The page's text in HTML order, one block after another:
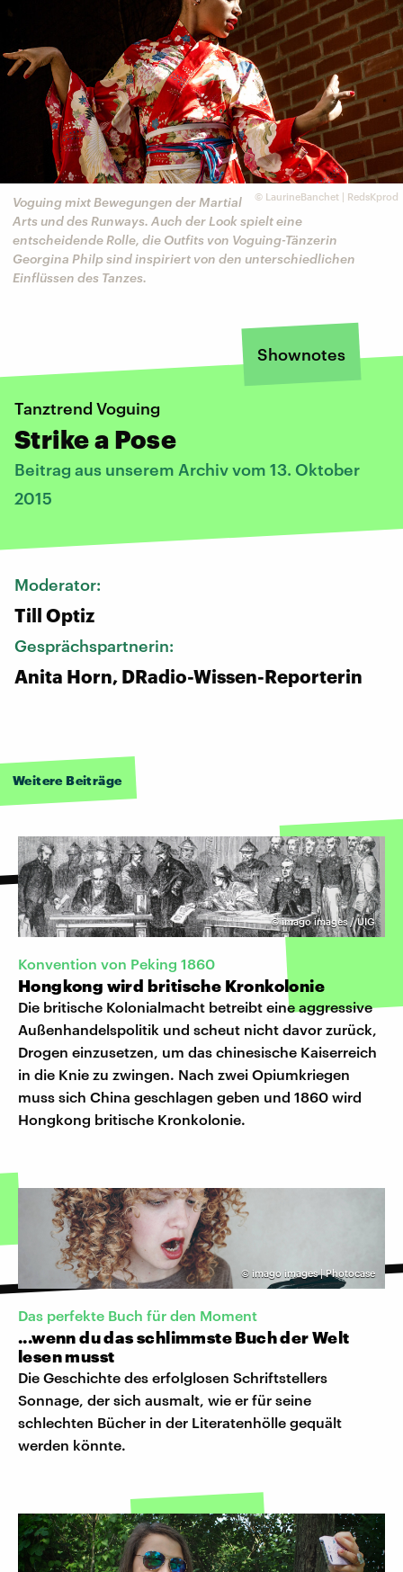
© LaurineBanchet | RedsKprod
Voguing mixt Bewegungen der Martial
Arts und des Runways. Auch der Look spielt eine
entscheidende Rolle, die Outfits von Voguing-Tänzerin
Georgina Philp sind inspiriert von den unterschiedlichen
Einflüssen des Tanzes.
Shownotes
Tanztrend Voguing
Strike a Pose
Beitrag aus unserem Archiv vom 13. Oktober
2015
Moderator:
Till Optiz
Gesprächspartnerin:
Anita Horn, DRadio-Wissen-Reporterin
Weitere Beiträge
©imago images / UIG
Konvention von Peking 1860
Hongkong wird britische Kronkolonie
Die britische Kolonialmacht betreibt eine aggressive
Außenhandelspolitik und scheut nicht davor zurück,
Drogen einzusetzen, um das chinesische Kaiserreich
in die Knie zu zwingen. Nach zwei Opiumkriegen
muss sich China geschlagen geben und 1860 wird
Hongkong britische Kronkolonie.
© imago images | Photocase
Das perfekte Buch für den Moment
...wenn du das schlimmste Buch der Welt
lesen musst
Die Geschichte des erfolglosen Schriftstellers
Sonnage, der sich ausmalt, wie er für seine
schlechten Bücher in der Literatenhölle gequält
werden könnte.